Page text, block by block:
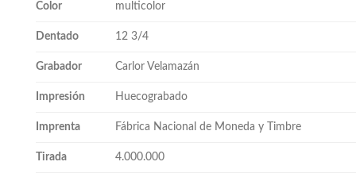
Color multicolor
Dentado 12 3/4
Grabador Carlor Velamazán
Impresión Huecograbado
Imprenta Fábrica Nacional de Moneda y Timbre
Tirada 4.000.000